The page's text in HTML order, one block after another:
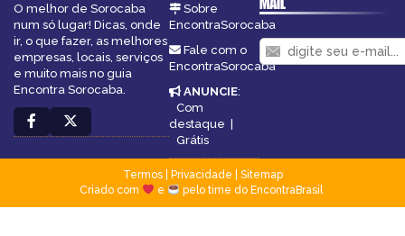
O melhor de Sorocaba
num só lugar! Dicas, onde
ir, o que fazer, as melhores
empresas, locais, serviços
e muito mais no guia
Encontra Sorocaba.
Sobre
EncontraSorocaba
Fale com o
EncontraSorocaba
ANUNCIE:
Com
destaque |
Grátis
Termos| Privacidade
Sitemap
Criado com
e pelo time do EncontraBrasil